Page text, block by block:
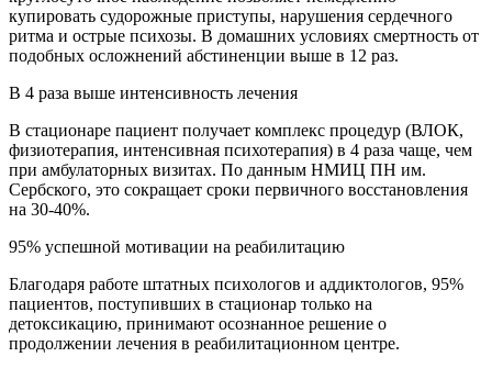
купировать судорожные приступы, нарушения сердечного
ритма и острые психозы. В домашних условиях смертность от
подобных осложнений абстиненции выше в 12 раз.
В 4 раза выше интенсивность лечения
В стационаре пациент получает комплекс процедур (ВЛОК,
физиотерапия, интенсивная психотерапия) в 4 раза чаще, чем
при амбулаторных визитах. По данным НМИЦ ПН им.
Сербского, это сокращает сроки первичного восстановления
на 30-40%.
95% успешной мотивации на реабилитацию
Благодаря работе штатных психологов и аддиктологов, 95%
пациентов, поступивших в стационар только на
детоксикацию, принимают осознанное решение о
продолжении лечения в реабилитационном центре.